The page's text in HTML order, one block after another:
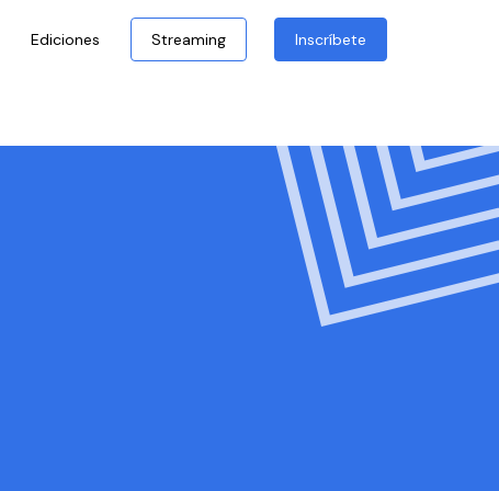
Ediciones Streaming Inscríbete